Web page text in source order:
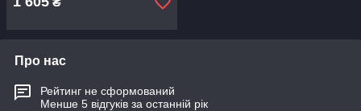
Про нас
Рейтинг не сформований
Менше 5 відгуків за останній рік